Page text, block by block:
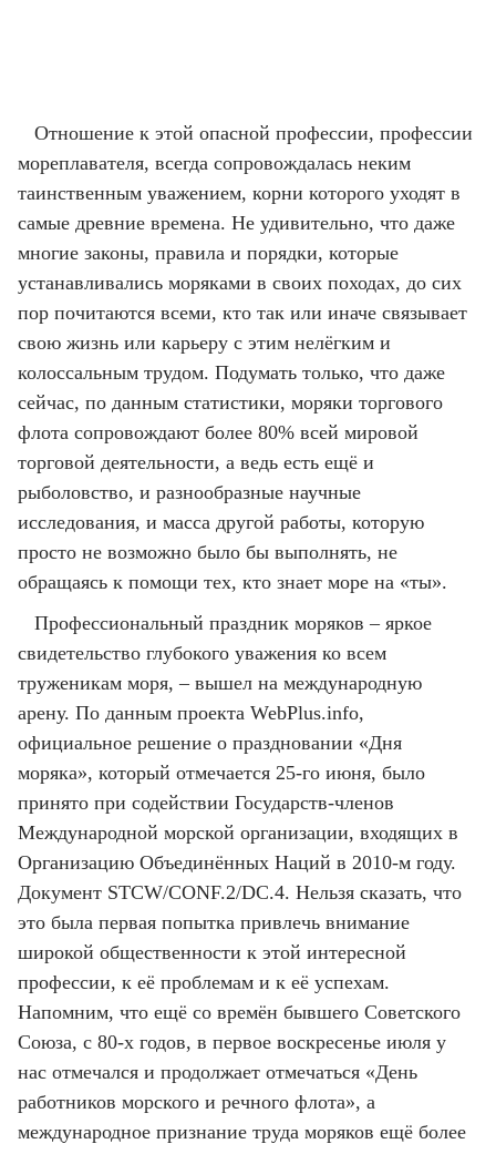
Отношение к этой опасной профессии, профессии
мореплавателя, всегда сопровождалась неким
таинственным уважением, корни которого уходят в
самые древние времена. Не удивительно, что даже
многие законы, правила и порядки, которые
устанавливались моряками в своих походах, до сих
пор почитаются всеми, кто так или иначе связывает
свою жизнь или карьеру с этим нелёгким и
колоссальным трудом. Подумать только, что даже
сейчас, по данным статистики, моряки торгового
флота сопровождают более 80% всей мировой
торговой деятельности, а ведь есть ещё и
рыболовство, и разнообразные научные
исследования, и масса другой работы, которую
просто не возможно было бы выполнять, не
обращаясь к помощи тех, кто знает море на «ты».
Профессиональный праздник моряков – яркое
свидетельство глубокого уважения ко всем
труженикам моря, – вышел на международную
арену. По данным проекта WebPlus.info,
официальное решение о праздновании «Дня
моряка», который отмечается 25-го июня, было
принято при содействии Государств-членов
Международной морской организации, входящих в
Организацию Объединённых Наций в 2010-м году.
Документ STCW/CONF.2/DC.4. Нельзя сказать, что
это была первая попытка привлечь внимание
широкой общественности к этой интересной
профессии, к её проблемам и к её успехам.
Напомним, что ещё со времён бывшего Советского
Союза, с 80-х годов, в первое воскресенье июля у
нас отмечался и продолжает отмечаться «День
работников морского и речного флота», а
международное признание труда моряков ещё более